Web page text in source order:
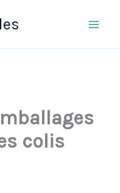
colis